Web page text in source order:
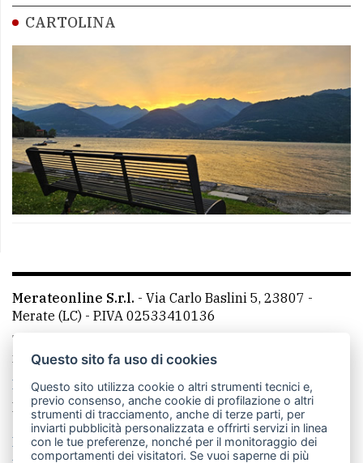
CARTOLINA
Merateonline S.r.l. - Via Carlo Baslini 5, 23807 -
Merate (LC) - P.IVA 02533410136
Telefono:
mail: redazione@leccoonline.com
La redazione
MerateOnline CasateOnline
RSS
Made by VIP
Privacy policy
Cookie policy
Questo sito fa uso di cookies
Questo sito utilizza cookie o altri strumenti tecnici e,
previo consenso, anche cookie di profilazione o altri
strumenti di tracciamento, anche di terze parti, per
inviarti pubblicità personalizzata e offrirti servizi in linea
con le tue preferenze, nonché per il monitoraggio dei
comportamenti dei visitatori. Se vuoi saperne di più